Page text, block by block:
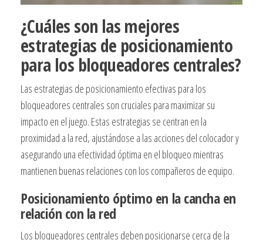
¿Cuáles son las mejores
estrategias de posicionamiento
para los bloqueadores centrales?
Las estrategias de posicionamiento efectivas para los
bloqueadores centrales son cruciales para maximizar su
impacto en el juego. Estas estrategias se centran en la
proximidad a la red, ajustándose a las acciones del colocador y
asegurando una efectividad óptima en el bloqueo mientras
mantienen buenas relaciones con los compañeros de equipo.
Posicionamiento óptimo en la cancha en
relación con la red
Los bloqueadores centrales deben posicionarse cerca de la